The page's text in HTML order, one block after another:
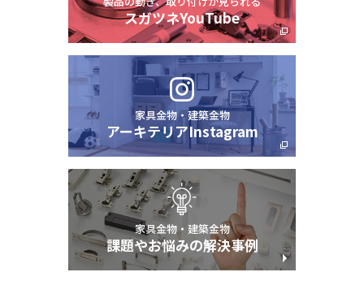
スガツネYouTube
家具金物・建築金物
アーキテリアInstagram
家具金物・建築金物
課題やお悩みの解決事例